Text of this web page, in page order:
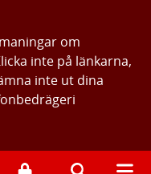
om
inte på länkarna,
inte ut dina